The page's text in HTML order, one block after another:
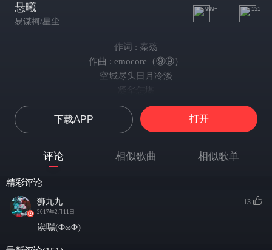
悬曦
易谋柯/星尘
999+ 151
作词 : 秦殇
作曲 : emocore（⑨⑨）
空城尽头日月冷淡
凝华怎堪
星芒灼热璀璨
微光透落琉璃如幻
黯然消散
而今长命灯未照亮神龛
下载APP 打开
评论 相似歌曲 相似歌单
精彩评论
狮九九
2017年2月11日
13
诶嘿(ΦωΦ)